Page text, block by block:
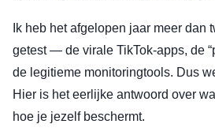
Ik heb het afgelopen jaar meer dan
getest — de virale TikTok-apps, de
de legitieme monitoringtools. Dus
Hier is het eerlijke antwoord over
hoe je jezelf beschermt.